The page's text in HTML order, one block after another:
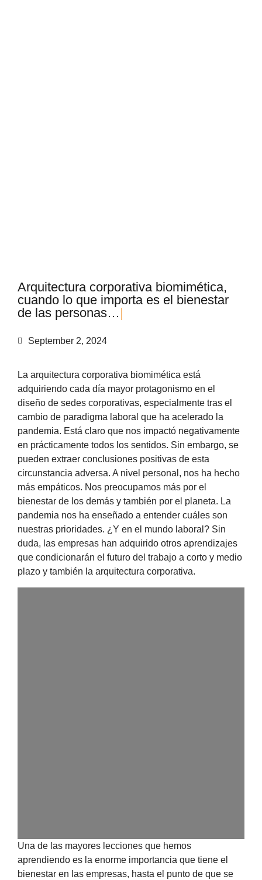
Arquitectura corporativa biomimética,
cuando lo que importa es el bienestar
de las personas… |
September 2, 2024
La arquitectura corporativa biomimética está
adquiriendo cada día mayor protagonismo en el
diseño de sedes corporativas, especialmente tras el
cambio de paradigma laboral que ha acelerado la
pandemia. Está claro que nos impactó negativamente
en prácticamente todos los sentidos. Sin embargo, se
pueden extraer conclusiones positivas de esta
circunstancia adversa. A nivel personal, nos ha hecho
más empáticos. Nos preocupamos más por el
bienestar de los demás y también por el planeta. La
pandemia nos ha enseñado a entender cuáles son
nuestras prioridades. ¿Y en el mundo laboral? Sin
duda, las empresas han adquirido otros aprendizajes
que condicionarán el futuro del trabajo a corto y medio
plazo y también la arquitectura corporativa.
Una de las mayores lecciones que hemos
aprendiendo es la enorme importancia que tiene el
bienestar en las empresas, hasta el punto de que se